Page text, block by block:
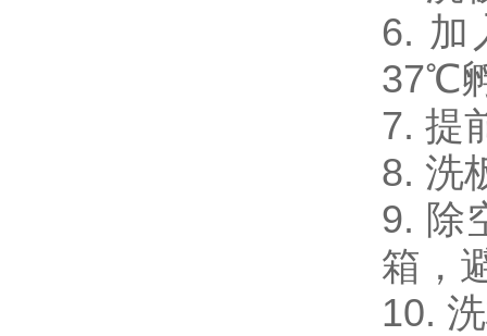
6. 加
37℃
7. 提
8. 洗
9. 除
箱，
10.